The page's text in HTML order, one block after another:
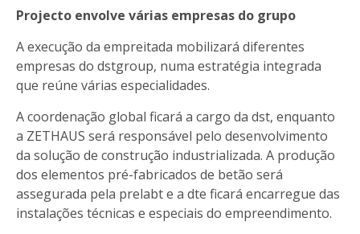
Projecto envolve várias empresas do grupo
A execução da empreitada mobilizará diferentes
empresas do dstgroup, numa estratégia integrada
que reúne várias especialidades.
A coordenação global ficará a cargo da dst, enquanto
a ZETHAUS será responsável pelo desenvolvimento
da solução de construção industrializada. A produção
dos elementos pré-fabricados de betão será
assegurada pela prelabt e a dte ficará encarregue das
instalações técnicas e especiais do empreendimento.